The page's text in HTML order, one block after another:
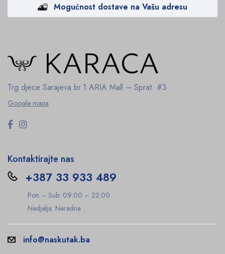
Mogućnost dostave na Vašu adresu
Trg djece Sarajeva br.1 ARIA Mall – Sprat #3
Google mapa
Kontaktirajte nas
+387 33 933 489
Pon – Sub: 09:00 – 22:00
Nedjelja: Neradna
info@naskutak.ba